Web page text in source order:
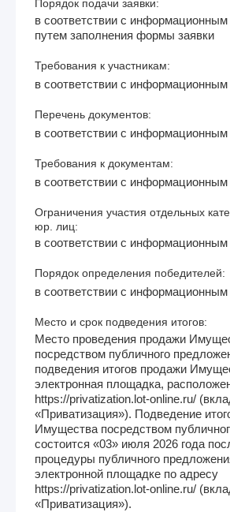
Порядок подачи заявки:
в соответствии с
путем заполнения формы заявки
Требования к участникам:
в соответствии с
Перечень документов:
в соответствии с
Требования к документам:
в соответствии с
Ограничения участия отдельных
юр. лиц:
в соответствии с
Порядок определения победителей:
в соответствии с
Место и срок подведения итогов:
Место проведения продажи
посредством публичного
подведения итогов продажи
электронная площадка,
https://privatization.lot-online.ru/
«Приватизация»). Подведение
Имущества посредством
состоится «03» июля 2026 года
процедуры публичного
электронной площадке по адресу
https://privatization.lot-online.ru/
«Приватизация»).